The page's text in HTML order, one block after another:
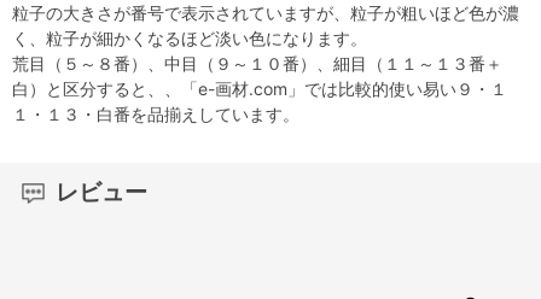
粒子の大きさが番号で表示されていますが、粒子が粗いほど色が濃
く、粒子が細かくなるほど淡い色になります。
荒目（５～８番）、中目（９～１０番）、細目（１１～１３番＋
白）と区分すると、、「e-画材.com」では比較的使い易い９・１
１・１３・白番を品揃えしています。
レビュー